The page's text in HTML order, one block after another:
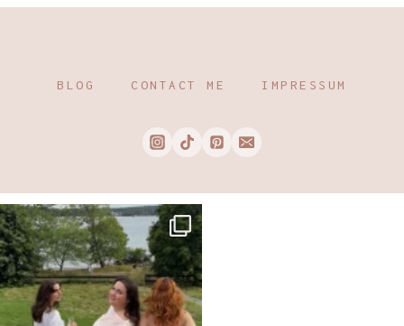
BLOG CONTACT ME IMPRESSUM